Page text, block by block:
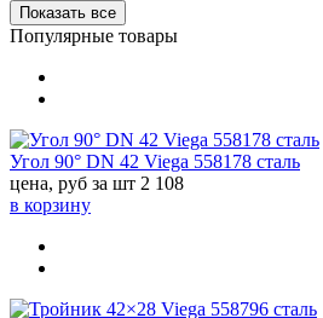
Показать все
Популярные товары
Угол 90° DN 42 Viega 558178 сталь
цена, руб за шт 2 108
в корзину